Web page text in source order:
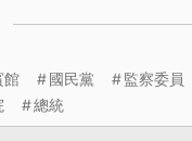
館 國民黨 監察委員
總統